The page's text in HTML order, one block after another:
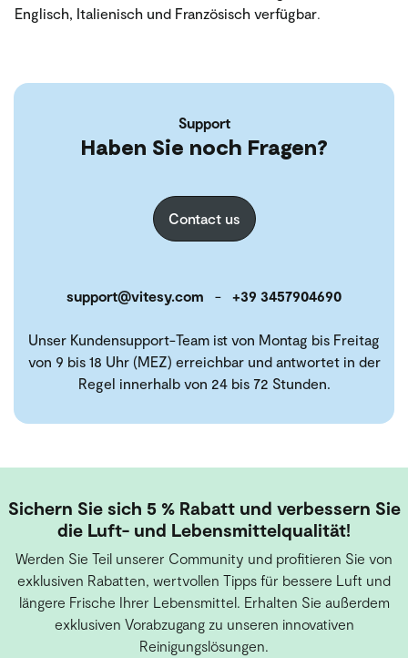
Englisch, Italienisch und Französisch verfügbar.
Support
Haben Sie noch Fragen?
Contact us
support@vitesy.com - +39 3457904690
Unser Kundensupport-Team ist von Montag bis Freitag
von 9 bis 18 Uhr (MEZ) erreichbar und antwortet in der
Regel innerhalb von 24 bis 72 Stunden.
Sichern Sie sich 5 % Rabatt und verbessern Sie
die Luft- und Lebensmittelqualität!
Werden Sie Teil unserer Community und profitieren Sie von
exklusiven Rabatten, wertvollen Tipps für bessere Luft und
längere Frische Ihrer Lebensmittel. Erhalten Sie außerdem
exklusiven Vorabzugang zu unseren innovativen
Reinigungslösungen.